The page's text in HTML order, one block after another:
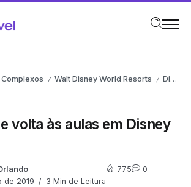
/ Walt Disney World Resorts / Disney Springs
volta às aulas em Disney
de 2019
3 Min de Leitura
775 0